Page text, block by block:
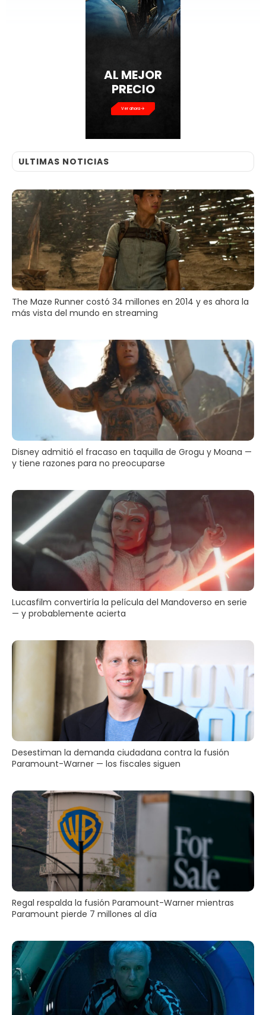
AL MEJOR
PRECIO
Ver ahora
ULTIMAS NOTICIAS
The Maze Runner costó 34 millones en 2014 y es ahora la
más vista del mundo en streaming
Disney admitió el fracaso en taquilla de Grogu y Moana —
y tiene razones para no preocuparse
Lucasfilm convertiría la película del Mandoverso en serie
— y probablemente acierta
Desestiman la demanda ciudadana contra la fusión
Paramount-Warner — los fiscales siguen
Regal respalda la fusión Paramount-Warner mientras
Paramount pierde 7 millones al día